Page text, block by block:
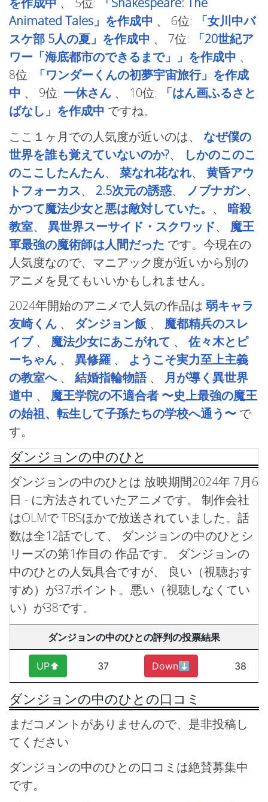
Animated Tales」を作成中 、 6位:
「女川中バ
スケ部 5人の夏」を作成中 、 7位:
「20世紀ア
ワー「海底都市のできるまで」」を作成中 、
8位:
「ワンダーくんの初夢宇宙旅行」を作成
中 、 9位: 一休さん 、 10位:
「はん画ふるさと
ばなし」を作成中 ですね。
ここ１ヶ月での人気度が近いのは、 なぜ僕の
世界を誰も覚えていないのか?、
しかのこのこ
のここしたんたん、 菜なれ花なれ、 黄昏アウ
トフォーカス、 2.5次元の誘惑、 ノブナガン、
かつて魔法少女と悪は敵対していた。 、 暗殺
教室、 異世界スーサイド・スクワッド、 魔王
軍最強の魔術師は人間だった です。今現在の
人気度なので、マニアック度が近いから別の
アニメを見てもいいかもしれません。
2024年開始のアニメで人気の作品は 弱キャラ
友崎くん 、 ダンジョン飯 、 魔都精兵のスレ
イブ、 魔法少女にあこがれて 、 佐々木とピ
ーちゃん 、 異修羅 、 ようこそ実力至上主義
の教室へ 、 結婚指輪物語、 月が導く異世界
道中 、 魔王学院の不適合者 〜史上最強の魔王
の始祖、転生して子孫たちの学校へ通う〜 で
す。
ダンジョンの中のひと
ダンジョンの中のひとは 放映期間2024年 7月6
日 - に方法されていたアニメです。 制作会社
はOLMで TBSほかで放送されていました。話
数は全12話でして、 ダンジョンの中のひとシ
リーズの第1作目の 作品です。
ダンジョンの
中のひとの人気具合ですが、 良い（視聴おす
すめ）が37ポイント。悪い（視聴しなくてい
い）が38です。
ダンジョンの中のひとの評判の投票結果
UP⬆︎ 37 Down⬇︎ 38
ダンジョンの中のひとの口コミ
まだコメントがありませんので、是非投稿し
てください
ダンジョンの中のひとの口コミは絶賛募集中
です。